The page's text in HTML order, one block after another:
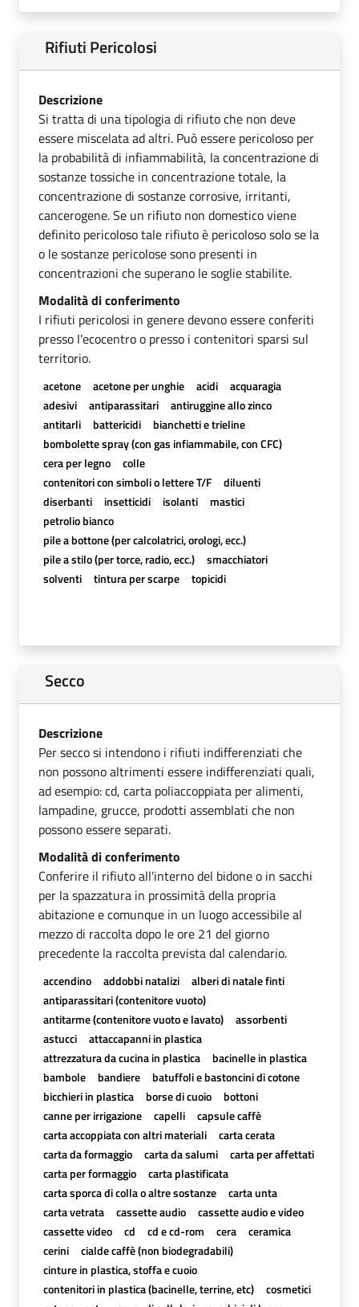
Rifiuti Pericolosi
Descrizione
Si tratta di una tipologia di rifiuto che non deve
essere miscelata ad altri. Può essere pericoloso per
la probabilità di infiammabilità, la concentrazione di
sostanze tossiche in concentrazione totale, la
concentrazione di sostanze corrosive, irritanti,
cancerogene. Se un rifiuto non domestico viene
definito pericoloso tale rifiuto è pericoloso solo se la
o le sostanze pericolose sono presenti in
concentrazioni che superano le soglie stabilite.
Modalità di conferimento
I rifiuti pericolosi in genere devono essere conferiti
presso l'ecocentro o presso i contenitori sparsi sul
territorio.
acetone acetone per unghie acidi
acquaragia
adesivi
antiparassitari
antiruggine allo zinco
antitarli
battericidi
bianchetti e trieline
bombolette spray (con gas infiammabile, con CFC)
cera per legno
colle
contenitori con simboli o lettere T/F
diluenti
diserbanti
insetticidi isolanti
mastici
petrolio bianco
pile a bottone (per calcolatrici, orologi, ecc.)
pile a stilo (per torce, radio, ecc.)
smacchiatori
solventi
tintura per scarpe topicidi
Secco
Descrizione
Per secco si intendono i rifiuti indifferenziati che
non possono altrimenti essere indifferenziati quali,
ad esempio: cd, carta poliaccoppiata per alimenti,
lampadine, grucce, prodotti assemblati che non
possono essere separati.
Modalità di conferimento
Conferire il rifiuto all'interno del bidone o in sacchi
per la spazzatura in prossimità della propria
abitazione e comunque in un luogo accessibile al
mezzo di raccolta dopo le ore 21 del giorno
precedente la raccolta prevista dal calendario.
accendino addobbi natalizi
alberi di natale finti
antiparassitari (contenitore vuoto)
antitarme (contenitore vuoto e lavato)
assorbenti
astucci
attaccapanni in plastica
attrezzatura da cucina in plastica
bacinelle in plastica
bambole
bandiere
batuffoli e bastoncini di cotone
bicchieri in plastica
borse di cuoio
bottoni
canne per irrigazione
capelli
capsule caffè
carta accoppiata con altri materiali
carta cerata
carta da formaggio
carta da salumi
carta per affettati
carta per formaggio
carta plastificata
carta sporca di colla o altre sostanze
carta unta
carta vetrata
cassette audio
cassette audio e video
cassette video
cd cd e cd-rom cera
ceramica
cerini
cialde caffè (non biodegradabili)
cinture in plastica, stoffa e cuoio
contenitori in plastica (bacinelle, terrine, etc)
cosmetici